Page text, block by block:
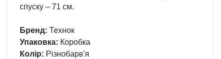
спуску – 71 см.
Бренд: Технок
Упаковка: Коробка
Колір: Різнобарв'я